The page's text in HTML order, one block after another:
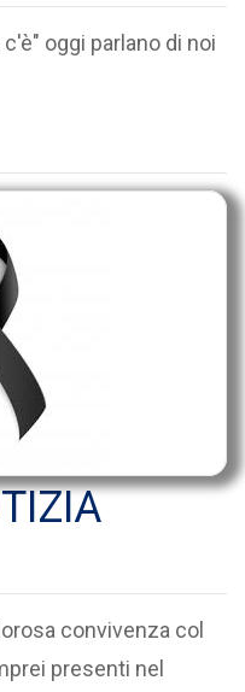
oggi parlano di noi
convivenza col
presenti nel